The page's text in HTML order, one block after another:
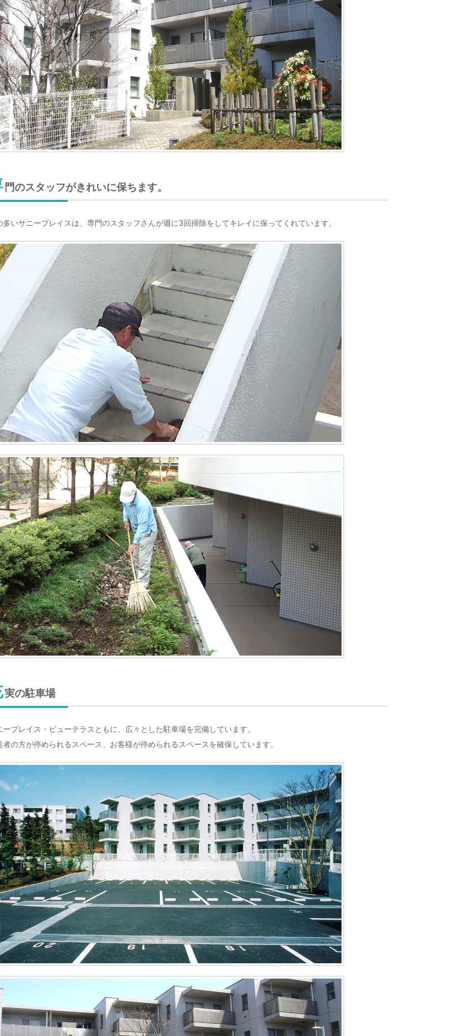
門のスタッフがきれいに保ちます。
多いサニープレイスは、専門のスタッフさんが週に3回掃除をしてキレイに保ってくれています。
実の駐車場
ープレイス・ビューテラスともに、広々とした駐車場を完備しています。
者の方が停められるスペース、お客様が停められるスペースを確保しています。